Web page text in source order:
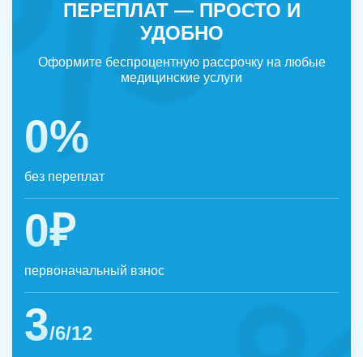
ПЕРЕПЛАТ — ПРОСТО И
УДОБНО
Оформите беспроцентную рассрочку на любые
медицинские услуги
0%
без переплат
0₽
первоначальный взнос
3/6/12